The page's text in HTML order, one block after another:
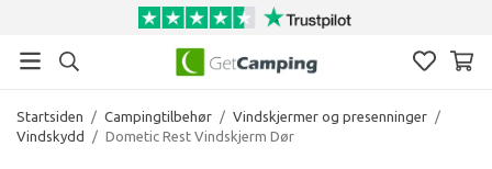
Startsiden / Campingtilbehør / Vindskjermer og presenninger /
Vindskydd
/ Dometic Rest Vindskjerm Dør